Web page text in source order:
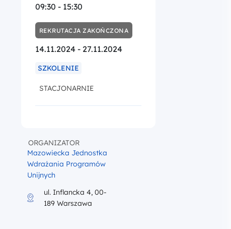
09:30 - 15:30
REKRUTACJA ZAKOŃCZONA
14.11.2024 - 27.11.2024
SZKOLENIE
STACJONARNIE
ORGANIZATOR
Mazowiecka Jednostka
Wdrażania Programów
Unijnych
ul. Inflancka 4, 00-
189 Warszawa